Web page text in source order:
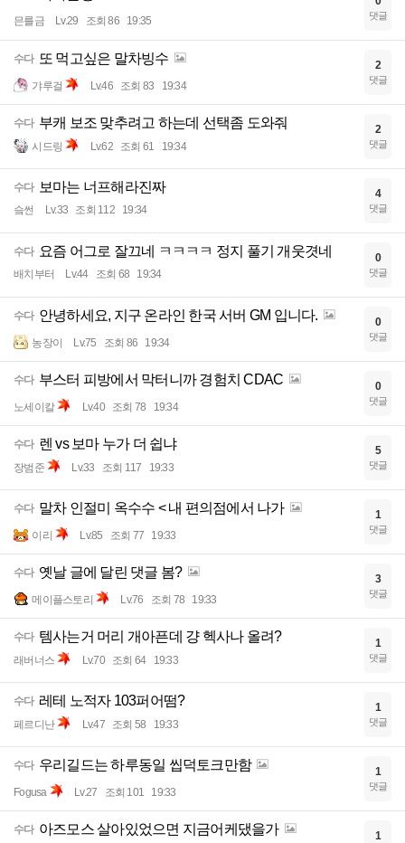
믄를금 Lv.29 조회 86 19:35 댓글
수다 또 먹고싶은 말차빙수
갸루걸 Lv.46 조회 83 19:34
2
댓글
수다 부캐 보조 맞추려고 하는데 선택좀 도와줘
시드링 Lv.62 조회 61 19:34
2
댓글
수다 보마는 너프해라진짜
슼썬 Lv.33 조회 112 19:34
4
댓글
수다 요즘 어그로 잘끄네 ㅋㅋㅋㅋ 정지 풀기 개웃겻네
배치부터 Lv.44 조회 68 19:34
0
댓글
수다 안녕하세요, 지구 온라인 한국 서버 GM 입니다.
농장이 Lv.75 조회 86 19:34
0
댓글
수다 부스터 피방에서 막터니까 경험치 CDAC
노세이칼 Lv.40 조회 78 19:34
0
댓글
수다 렌 vs 보마 누가 더 쉽냐
장범준 Lv.33 조회 117 19:33
5
댓글
수다 말차 인절미 옥수수 < 내 편의점에서 나가
이리 Lv.85 조회 77 19:33
1
댓글
수다 옛날 글에 달린 댓글 봄?
메이플스토리 Lv.76 조회 78 19:33
3
댓글
수다 템사는거 머리 개아픈데 걍 헥사나 올려?
래버너스 Lv.70 조회 64 19:33
1
댓글
수다 레테 노적자 103퍼어떰?
페르디난 Lv.47 조회 58 19:33
1
댓글
수다 우리길드는 하루동일 씹덕토크만함
Fogusa Lv.27 조회 101 19:33
1
댓글
수다 아즈모스 살아있었으면 지금어케댔을가 1